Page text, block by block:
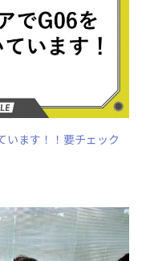
います！！要チェック